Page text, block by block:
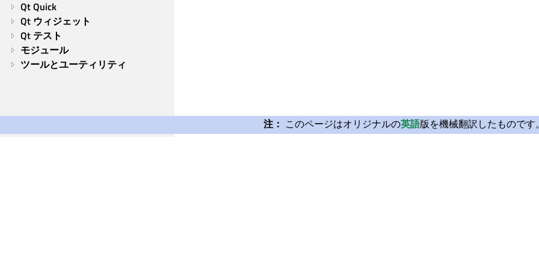
Qt Quick
Qt ウィジェット
Qt テスト
モジュール
ツールとユーティリティ
注： このページはオリジナルの英語版を機械翻訳したものです。